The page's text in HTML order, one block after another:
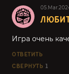
Игра очень
ОТВЕТИТЬ
СВЕРНУТЬ 1